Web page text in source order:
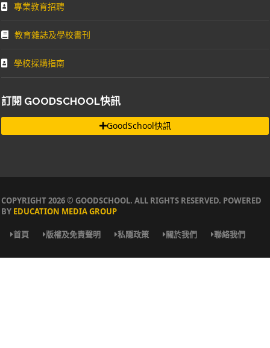
專業教育招聘
教育雜誌及學校書刊
學校採購指南
訂閱 GOODSCHOOL快訊
GoodSchool快訊
COPYRIGHT 2026 © GOODSCHOOL. ALL RIGHTS RESERVED. POWERED
BY EDUCATION MEDIA GROUP
首頁 版權及免責聲明 私隱政策 關於我們 聯絡我們